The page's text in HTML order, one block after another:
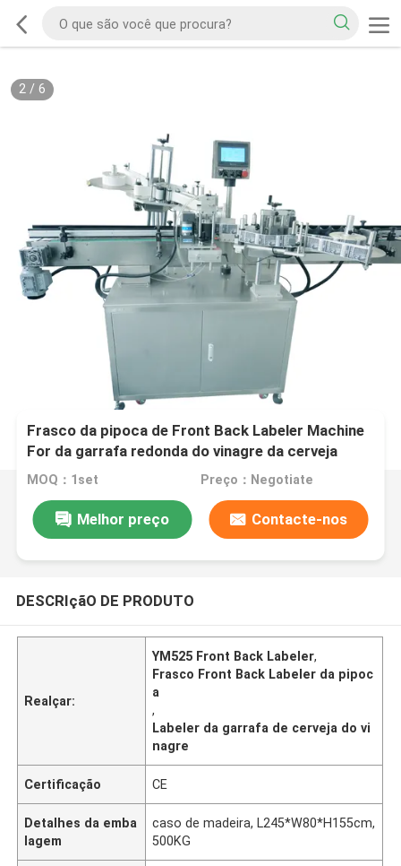
2/ 6
Frasco da pipoca de Front Back Labeler Machine
For da garrafa redonda do vinagre da cerveja
YM525
MOQ：1set Preço：Negotiate
Melhor preço Contacte-nos
DESCRIçãO DE PRODUTO
Realçar:
YM525 Front Back Labeler,
Frasco Front Back Labeler da pipoc
a
,
Labeler da garrafa de cerveja do vi
nagre
Certificação CE
Detalhes da emba
lagem
caso de madeira, L245*W80*H155cm,
500KG